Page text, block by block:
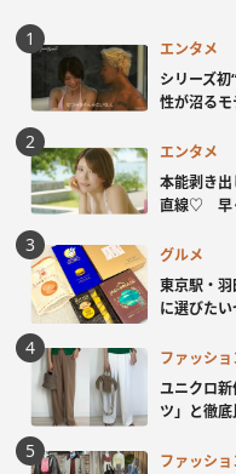
エンタメ
シリーズ
性が沼る
エンタメ
本能剥き
直線♡ 早
グルメ
東京駅・
に選びた
ファッショ
ユニクロ
ツ」と徹
ファッショ